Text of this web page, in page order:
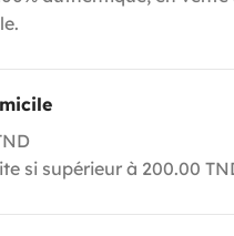
si supérieur à 200.00